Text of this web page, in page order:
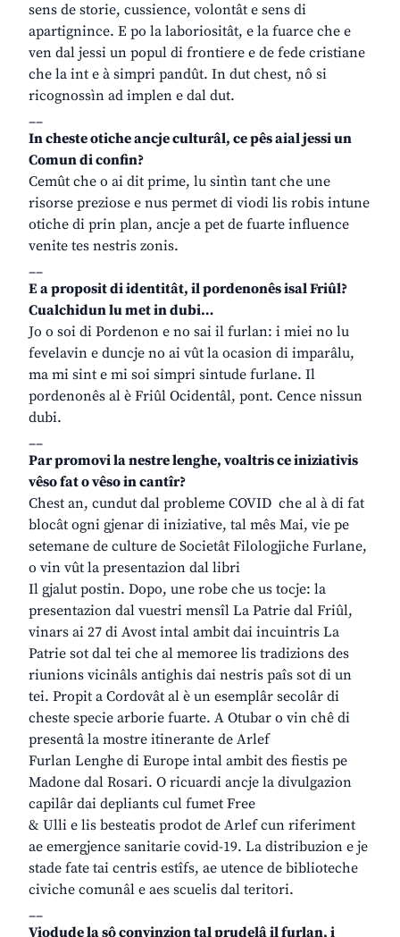
sens de storie, cussience, volontât e sens di
apartignince. E po la laboriositât, e la fuarce che e
ven dal jessi un popul di frontiere e de fede cristiane
che la int e à simpri pandût. In dut chest, nô si
ricognossìn ad implen e dal dut.
__
In cheste otiche ancje culturâl, ce pês aial jessi un
Comun di confin?
Cemût che o ai dit prime, lu sintìn tant che une
risorse preziose e nus permet di viodi lis robis intune
otiche di prin plan, ancje a pet de fuarte influence
venite tes nestris zonis.
__
E a proposit di identitât, il pordenonês isal Friûl?
Cualchidun lu met in dubi…
Jo o soi di Pordenon e no sai il furlan: i miei no lu
fevelavin e duncje no ai vût la ocasion di imparâlu,
ma mi sint e mi soi simpri sintude furlane. Il
pordenonês al è Friûl Ocidentâl, pont. Cence nissun
dubi.
__
Par promovi la nestre lenghe, voaltris ce iniziativis
vêso fat o vêso in cantîr?
Chest an, cundut dal probleme COVID che al à di fat
blocât ogni gjenar di iniziative, tal mês Mai, vie pe
setemane de culture de Societât Filologjiche Furlane,
o vin vût la presentazion dal libri
Il gjalut postin. Dopo, une robe che us tocje: la
presentazion dal vuestri mensîl La Patrie dal Friûl,
vinars ai 27 di Avost intal ambit dai incuintris La
Patrie sot dal tei che al memoree lis tradizions des
riunions vicinâls antighis dai nestris paîs sot di un
tei. Propit a Cordovât al è un esemplâr secolâr di
cheste specie arborie fuarte. A Otubar o vin chê di
presentâ la mostre itinerante de Arlef
Furlan Lenghe di Europe intal ambit des fiestis pe
Madone dal Rosari. O ricuardi ancje la divulgazion
capilâr dai depliants cul fumet Free
& Ulli e lis besteatis prodot de Arlef cun riferiment
ae emergjence sanitarie covid-19. La distribuzion e je
stade fate tai centris estîfs, ae utence de biblioteche
civiche comunâl e aes scuelis dal teritori.
__
Viodude la sô convinzion tal prudelâ il furlan, i